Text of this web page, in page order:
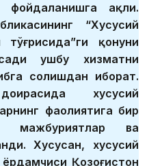
фойдаланишга ҳақли.
“Хусусий
қонуни
ушбу хизматни
солишдан иборат.
хусусий
фаолиятига бир
мажбуриятлар ва
Хусусан, хусусий
Қозоғистон